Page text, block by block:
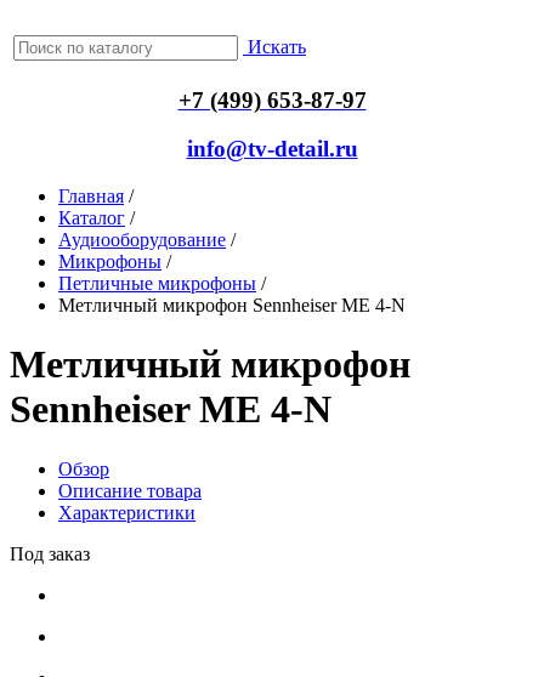
Искать
+7 (499) 653-87-97
info@tv-detail.ru
Главная /
Каталог /
Аудиооборудование /
Микрофоны /
Петличные микрофоны /
Метличный микрофон Sennheiser ME 4-N
Метличный микрофон
Sennheiser ME 4-N
Обзор
Описание товара
Характеристики
Под заказ